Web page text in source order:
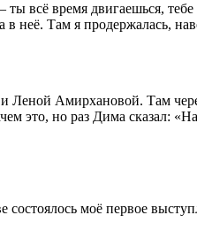
всё время двигаешься, тебе
в неё. Там я продержалась,
Леной Амирхановой. Там
это, но раз Дима сказал:
моё первое